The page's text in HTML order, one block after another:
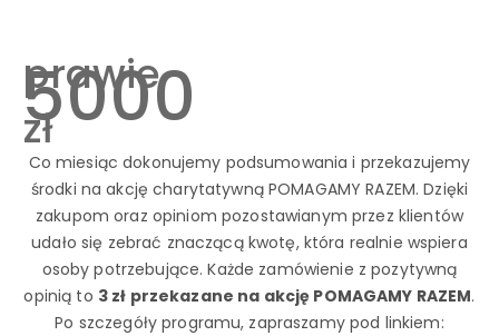
prawie
5000
zł
Co miesiąc dokonujemy podsumowania i przekazujemy
środki na akcję charytatywną POMAGAMY RAZEM. Dzięki
zakupom oraz opiniom pozostawianym przez klientów
udało się zebrać znaczącą kwotę, która realnie wspiera
osoby potrzebujące. Każde zamówienie z pozytywną
opinią to 3 zł przekazane na akcję POMAGAMY RAZEM.
Po szczegóły programu, zapraszamy pod linkiem: